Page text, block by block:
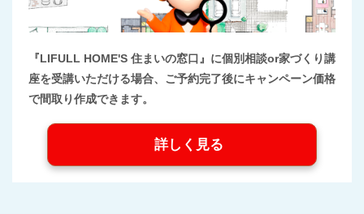
『LIFULL HOME'S 住まいの窓口』に個別相談or家づくり講
座を受講いただける場合、ご予約完了後にキャンペーン価格
で間取り作成できます。
詳しく見る